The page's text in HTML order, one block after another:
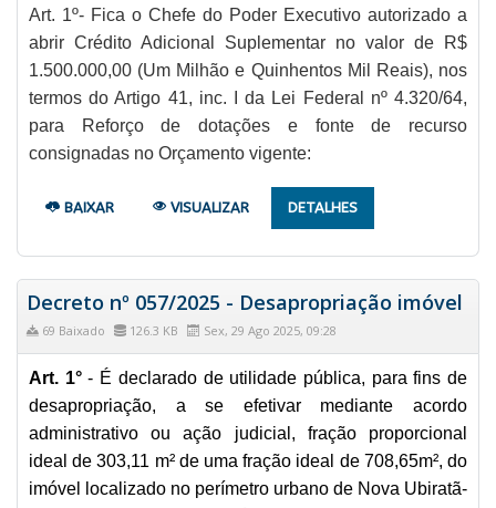
Art. 1º- Fica o Chefe do Poder Executivo autorizado a
abrir Crédito Adicional Suplementar no valor de R$
1.500.000,00 (Um Milhão e Quinhentos Mil Reais), nos
termos do Artigo 41, inc. I da Lei Federal nº 4.320/64,
para Reforço de dotações e fonte de recurso
consignadas no Orçamento vigente:
BAIXAR VISUALIZAR DETALHES
Decreto nº 057/2025 - Desapropriação imóvel
69 Baixado 126.3 KB Sex, 29 Ago 2025, 09:28
Art. 1°- É declarado de utilidade pública, para fins de
desapropriação, a se efetivar mediante acordo
administrativo ou ação judicial, fração proporcional
ideal de 303,11 m² de uma fração ideal de 708,65m², do
imóvel localizado no perímetro urbano de Nova Ubiratã-